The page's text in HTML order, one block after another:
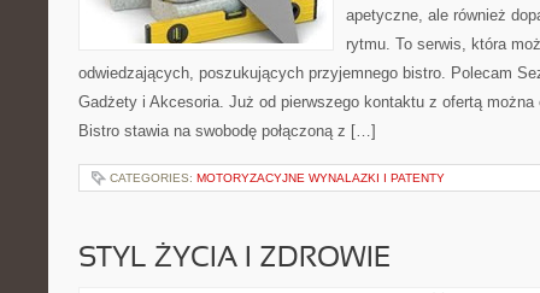
apetyczne, ale również
rytmu. To serwis, która
odwiedzających, poszukujących przyjemnego bistro. Polecam
Gadżety i Akcesoria. Już od pierwszego kontaktu z ofertą
Bistro stawia na swobodę połączoną z […]
CATEGORIES: MOTORYZACYJNE WYNALAZKI I PATENTY
STYL ŻYCIA I ZDROWIE